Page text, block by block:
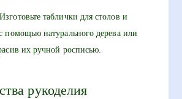
Изготовьте таблички для столов и
помощью натурального дерева или
их ручной росписью.
рукоделия